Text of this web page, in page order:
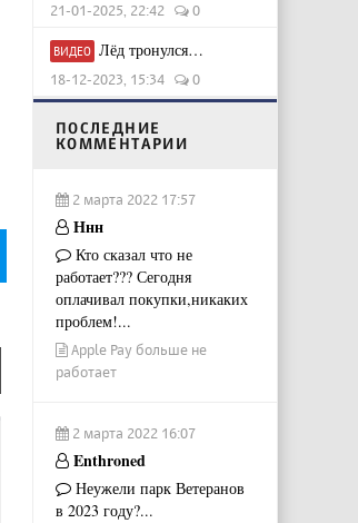
21-01-2025, 22:42 0
ВИДЕО Лёд тронулся…
18-12-2023, 15:34 0
ПОСЛЕДНИЕ
КОММЕНТАРИИ
2 марта 2022 17:57
Ннн
Кто сказал что не
работает??? Сегодня
оплачивал покупки,никаких
проблем!...
Apple Pay больше не
работает
2 марта 2022 16:07
Enthroned
Неужели парк Ветеранов
в 2023 году?...